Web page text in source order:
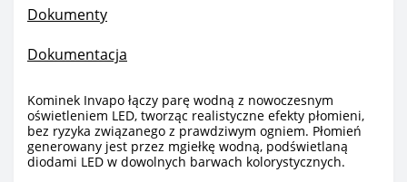
Dokumenty
Dokumentacja
Kominek Invapo łączy parę wodną z nowoczesnym
oświetleniem LED, tworząc realistyczne efekty płomieni,
bez ryzyka związanego z prawdziwym ogniem. Płomień
generowany jest przez mgiełkę wodną, podświetlaną
diodami LED w dowolnych barwach kolorystycznych.